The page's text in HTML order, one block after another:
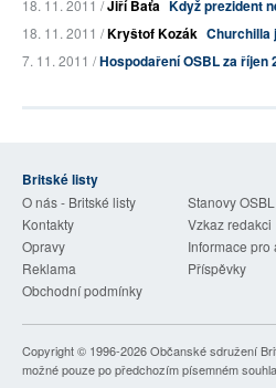
18. 11. 2011 /Jiří Baťa Když prezident
18. 11. 2011 /Kryštof Kozák Churchilla
7. 11. 2011 /Hospodaření OSBL za říjen
Britské listy
O nás - Britské listy
Stanovy OSBL
Kontakty
Vzkaz redakci
Opravy
Informace pro
Reklama
Příspěvky
Obchodní podmínky
Copyright © 1996-2026Občanské sdružení
možné pouze po předchozím písemném